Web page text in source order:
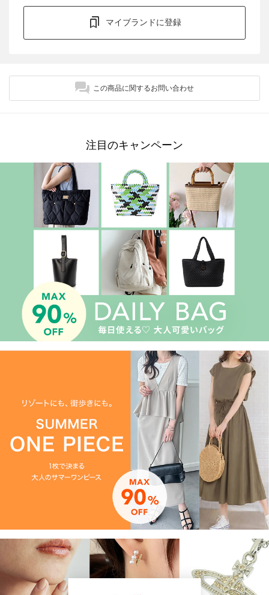
マイブランドに登録
この商品に関するお問い合わせ
注目のキャンペーン